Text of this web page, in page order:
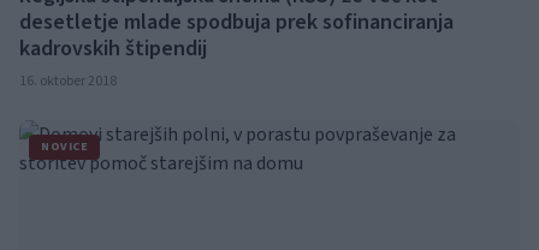
desetletje mlade spodbuja prek sofinanciranja
kadrovskih štipendij
16. oktober 2018
NOVICE